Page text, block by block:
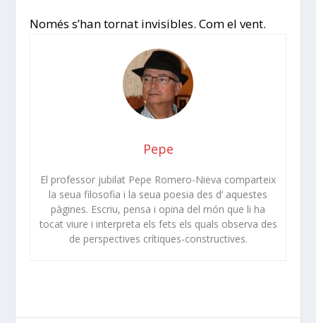
Només s’han tornat invisibles. Com el vent.
Pepe
El professor jubilat Pepe Romero-Nieva comparteix
la seua filosofia i la seua poesia des d’ aquestes
pàgines. Escriu, pensa i opina del món que li ha
tocat viure i interpreta els fets els quals observa des
de perspectives crítiques-constructives.